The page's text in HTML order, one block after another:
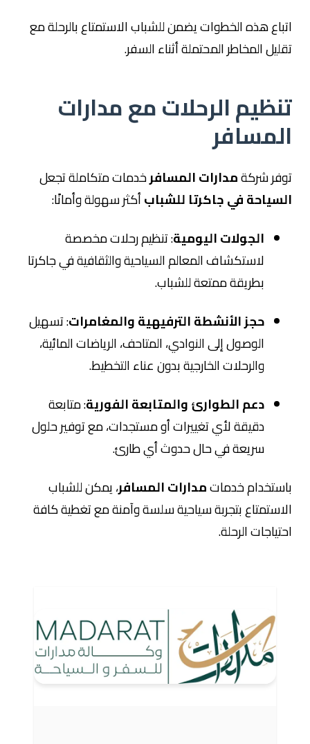
اتباع هذه الخطوات يضمن للشباب الاستمتاع بالرحلة مع
تقليل المخاطر المحتملة أثناء السفر.
تنظيم الرحلات مع مدارات
المسافر
توفر شركةمدارات المسافرخدمات متكاملة تجعل
السياحة في جاكرتا للشبابأكثر سهولة وأمانًا:
الجولات اليومية: تنظيم رحلات مخصصة
لاستكشاف المعالم السياحية والثقافية في جاكرتا
بطريقة ممتعة للشباب.
حجز الأنشطة الترفيهية والمغامرات: تسهيل
الوصول إلى النوادي، المتاحف، الرياضات المائية،
والرحلات الخارجية بدون عناء التخطيط.
دعم الطوارئ والمتابعة الفورية: متابعة
دقيقة لأي تغييرات أو مستجدات، مع توفير حلول
سريعة في حال حدوث أي طارئ.
باستخدام خدماتمدارات المسافر، يمكن للشباب
الاستمتاع بتجربة سياحية سلسة وآمنة مع تغطية كافة
احتياجات الرحلة.